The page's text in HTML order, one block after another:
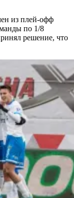
из плей-офф
по 1/8
решение, что